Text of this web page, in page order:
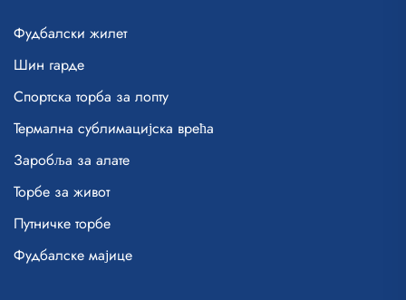
Фудбалски жилет
Шин гарде
Спортска торба за лопту
Термална сублимацијска врећа
Заробља за алате
Торбе за живот
Путничке торбе
Фудбалске мајице